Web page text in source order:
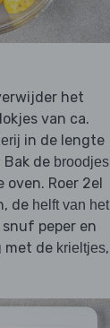
het
van ca.
in de lengte
de broodjes
Roer 2el
de helft van het
peper en
met de krieltjes,